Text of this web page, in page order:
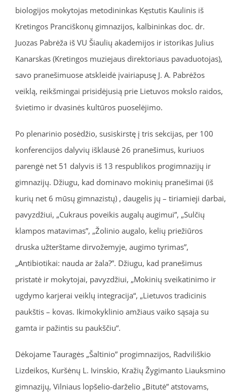
biologijos mokytojas metodininkas Kęstutis Kaulinis iš
Kretingos Pranciškonų gimnazijos, kalbininkas doc. dr.
Juozas Pabrėža iš VU Šiaulių akademijos ir istorikas Julius
Kanarskas (Kretingos muziejaus direktoriaus pavaduotojas),
savo pranešimuose atskleidė įvairiapusę J. A. Pabrėžos
veiklą, reikšmingai prisidėjusią prie Lietuvos mokslo raidos,
švietimo ir dvasinės kultūros puoselėjimo.
Po plenarinio posėdžio, susiskirstę į tris sekcijas, per 100
konferencijos dalyvių išklausė 26 pranešimus, kuriuos
parengė net 51 dalyvis iš 13 respublikos progimnazijų ir
gimnazijų. Džiugu, kad dominavo mokinių pranešimai (iš
kurių net 6 mūsų gimnazistų) , daugelis jų – tiriamieji darbai,
pavyzdžiui, „Cukraus poveikis augalų augimui”, „Sulčių
klampos matavimas”, „Žolinio augalo, kelių priežiūros
druska užterštame dirvožemyje, augimo tyrimas”,
„Antibiotikai: nauda ar žala?”. Džiugu, kad pranešimus
pristatė ir mokytojai, pavyzdžiui, „Mokinių sveikatinimo ir
ugdymo karjerai veiklų integracija“, „Lietuvos tradicinis
paukštis – kovas. Ikimokyklinio amžiaus vaiko sąsaja su
gamta ir pažintis su paukščiu“.
Dėkojame Tauragės „Šaltinio” progimnazijos, Radviliškio
Lizdeikos, Kuršėnų L. Ivinskio, Kražių Žygimanto Liauksmino
gimnazijų, Vilniaus lopšelio-darželio „Bitutė” atstovams,